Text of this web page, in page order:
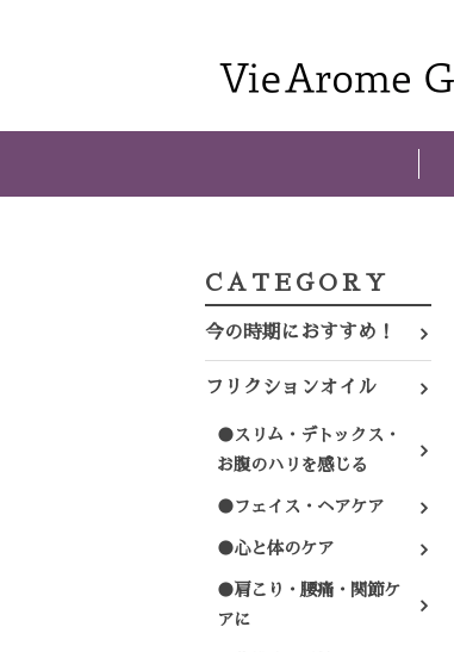
CATEGORY
今の時期におすすめ！
フリクションオイル
●スリム・デトックス・
お腹のハリを感じる
●フェイス・ヘアケア
●心と体のケア
●肩こり・腰痛・関節ケ
アに